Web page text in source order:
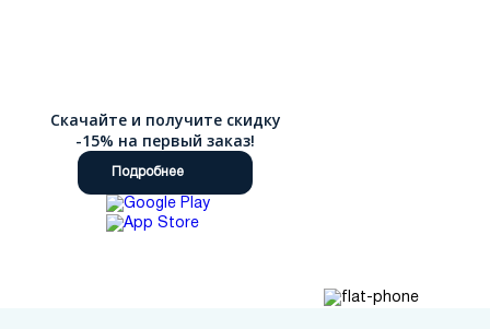
Скачайте и получите скидку
-15% на первый заказ!
Подробнее